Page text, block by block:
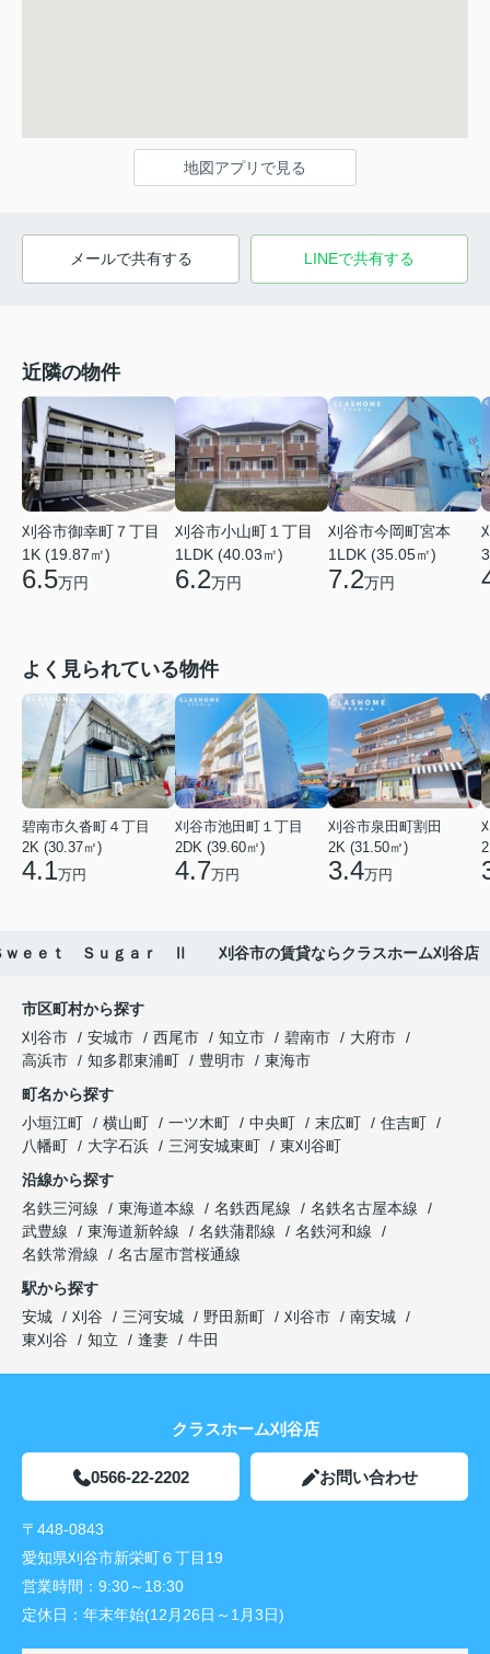
地図アプリで見る
メールで共有する LINEで共有する
近隣の物件
刈谷市御幸町７丁目
1K (19.87㎡)
6.5万円
刈谷市小山町１丁目
1LDK (40.03㎡)
6.2万円
刈谷市今岡町宮本
1LDK (35.05㎡)
7.2万円
よく見られている物件
碧南市久沓町４丁目
2K (30.37㎡)
4.1万円
刈谷市池田町１丁目
2DK (39.60㎡)
4.7万円
刈谷市泉田町割田
2K (31.50㎡)
3.4万円
ｗｅｅｔ Ｓｕｇａｒ Ⅱ 刈谷市の賃貸ならクラスホーム刈谷店
市区町村から探す
刈谷市
安城市 西尾市 知立市 碧南市
大府市
高浜市
知多郡東浦町 豊明市
東海市
町名から探す
小垣江町
横山町 一ツ木町 中央町 末広町
住吉町
八幡町
大字石浜 三河安城東町
東刈谷町
沿線から探す
名鉄三河線
東海道本線 名鉄西尾線
名鉄名古屋本線
武豊線
東海道新幹線 名鉄蒲郡線
名鉄河和線
名鉄常滑線
名古屋市営桜通線
駅から探す
安城
刈谷 三河安城 野田新町 刈谷市
南安城
東刈谷
知立 逢妻 牛田
クラスホーム刈谷店
0566-22-2202 お問い合わせ
〒448-0843
愛知県刈谷市新栄町６丁目19
営業時間： 9:30～18:30
定休日： 年末年始(12月26日～1月3日)